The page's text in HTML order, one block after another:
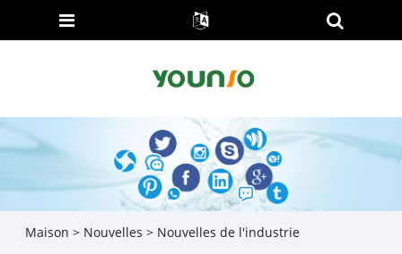
Maison > Nouvelles > Nouvelles de l'industrie